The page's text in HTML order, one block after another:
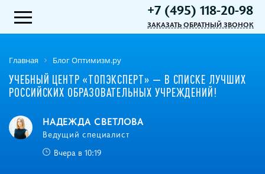
+7 (495) 118-20-98
ЗАКАЗАТЬ ОБРАТНЫЙ ЗВОНОК
Главная Блог Оптимизм.ру
УЧЕБНЫЙ ЦЕНТР «ТОПЭКСПЕРТ» ― В СПИСКЕ ЛУЧШИХ
РОССИЙСКИХ ОБРАЗОВАТЕЛЬНЫХ УЧРЕЖДЕНИЙ!
НАДЕЖДА СВЕТЛОВА
Ведущий специалист
Вчера в 10:19